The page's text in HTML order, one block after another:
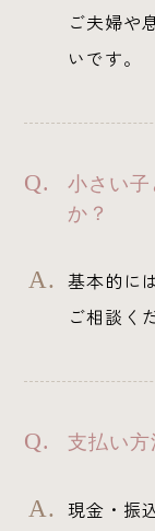
ご夫婦や
いです。
小さい
か？
基本的に
ご相談く
支払い方
現金・振